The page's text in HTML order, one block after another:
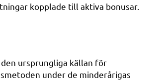
kopplade till aktiva bonusar.
ursprungliga källan för
under de minderårigas